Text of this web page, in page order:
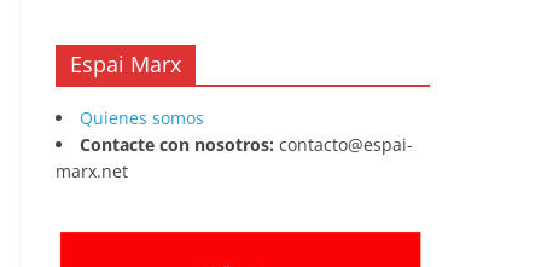
Espai Marx
Quienes somos
Contacte con nosotros: contacto@espai-
marx.net